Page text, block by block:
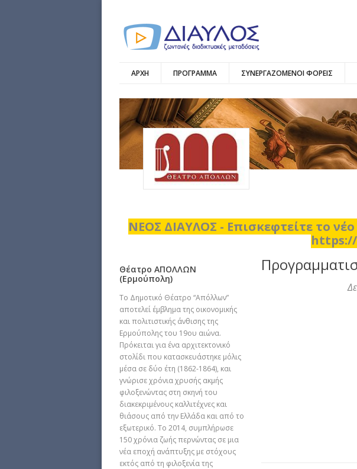
ΑΡΧΗ ΠΡΟΓΡΑΜΜΑ ΣΥΝΕΡΓΑΖΟΜΕΝΟΙ ΦΟΡΕΙΣ
ΝΕΟΣ ΔΙΑΥΛΟΣ - Επισκεφτείτε το
Θέατρο ΑΠΟΛΛΩΝ
(Ερμούπολη)
Το Δημοτικό Θέατρο “Απόλλων”
αποτελεί έμβλημα της οικονομικής
και πολιτιστικής άνθισης της
Ερμούπολης του 19ου αιώνα.
Πρόκειται για ένα αρχιτεκτονικό
στολίδι που κατασκευάστηκε μόλις
μέσα σε δύο έτη (1862-1864), και
γνώρισε χρόνια χρυσής ακμής
φιλοξενώντας στη σκηνή του
διακεκριμένους καλλιτέχνες και
θιάσους από την Ελλάδα και από το
εξωτερικό. Το 2014, συμπλήρωσε
150 χρόνια ζωής περνώντας σε μια
νέα εποχή ανάπτυξης με στόχους
εκτός από τη φιλοξενία της